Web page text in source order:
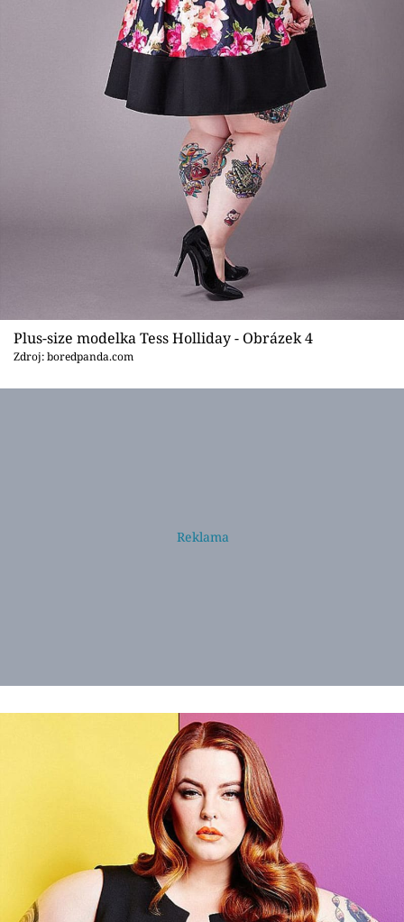
Plus-size modelka Tess Holliday - Obrázek 4
Zdroj: boredpanda.com